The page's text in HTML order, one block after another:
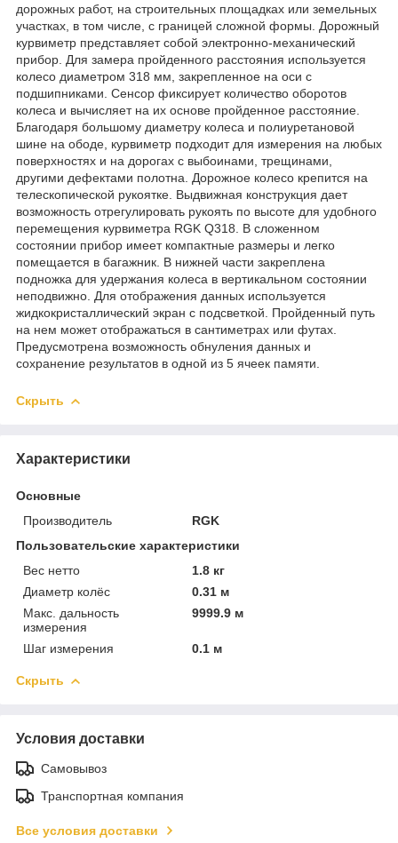
дорожных работ, на строительных площадках или земельных
участках, в том числе, с границей сложной формы. Дорожный
курвиметр представляет собой электронно-механический
прибор. Для замера пройденного расстояния используется
колесо диаметром 318 мм, закрепленное на оси с
подшипниками. Сенсор фиксирует количество оборотов
колеса и вычисляет на их основе пройденное расстояние.
Благодаря большому диаметру колеса и полиуретановой
шине на ободе, курвиметр подходит для измерения на любых
поверхностях и на дорогах с выбоинами, трещинами,
другими дефектами полотна. Дорожное колесо крепится на
телескопической рукоятке. Выдвижная конструкция дает
возможность отрегулировать рукоять по высоте для удобного
перемещения курвиметра RGK Q318. В сложенном
состоянии прибор имеет компактные размеры и легко
помещается в багажник. В нижней части закреплена
подножка для удержания колеса в вертикальном состоянии
неподвижно. Для отображения данных используется
жидкокристаллический экран с подсветкой. Пройденный путь
на нем может отображаться в сантиметрах или футах.
Предусмотрена возможность обнуления данных и
сохранение результатов в одной из 5 ячеек памяти.
Скрыть
Характеристики
Основные
Производитель
RGK
Пользовательские характеристики
Вес нетто
1.8 кг
Диаметр колёс
0.31 м
Макс. дальность
измерения
9999.9 м
Шаг измерения 0.1 м
Скрыть
Условия доставки
Самовывоз
Транспортная компания
Все условия доставки